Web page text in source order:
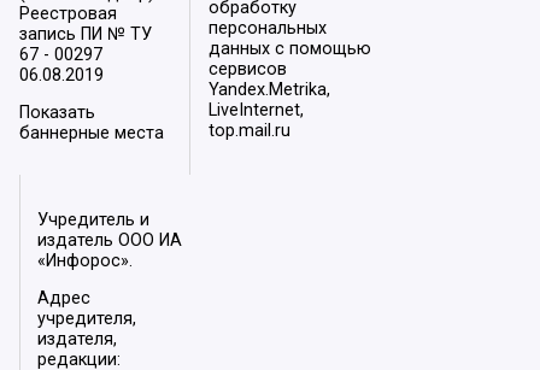
Реестровая
запись ПИ № ТУ
67 - 00297
06.08.2019
Показать
баннерные места
обработку
персональных
данных с помощью
сервисов
Yandex.Metrika,
LiveInternet,
top.mail.ru
Учредитель и
издатель ООО ИА
«Инфорос».
Адрес
учредителя,
издателя,
редакции: